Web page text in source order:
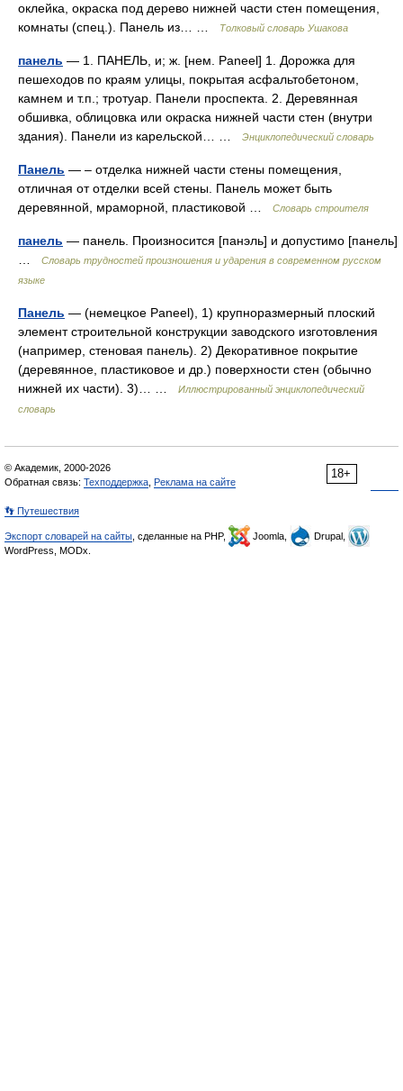
оклейка, окраска под дерево нижней части стен помещения,
комнаты (спец.). Панель из… …
Толковый словарь Ушакова
панель — 1. ПАНЕЛЬ, и; ж. [нем. Paneel] 1. Дорожка для
пешеходов по краям улицы, покрытая асфальтобетоном,
камнем и т.п.; тротуар. Панели проспекта. 2. Деревянная
обшивка, облицовка или окраска нижней части стен (внутри
здания). Панели из карельской… …
Энциклопедический словарь
Панель — – отделка нижней части стены помещения,
отличная от отделки всей стены. Панель может быть
деревянной, мраморной, пластиковой …
Словарь строителя
панель — панель. Произносится [панэль] и допустимо [панель]
Словарь трудностей произношения и ударения в современном русском
языке
Панель — (немецкое Paneel), 1) крупноразмерный плоский
элемент строительной конструкции заводского изготовления
(например, стеновая панель). 2) Декоративное покрытие
(деревянное, пластиковое и др.) поверхности стен (обычно
нижней их части). 3)… …
Иллюстрированный энциклопедический
словарь
18+
© Академик, 2000-2026
Обратная связь: Техподдержка Реклама на сайте
👣 Путешествия
Экспорт словарей на сайты , сделанные на PHP, Joomla,
Drupal,
WordPress, MODx.